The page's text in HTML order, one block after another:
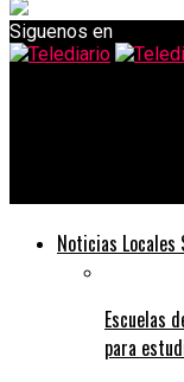
Siguenos en
Noticias Locales
Escuelas
para